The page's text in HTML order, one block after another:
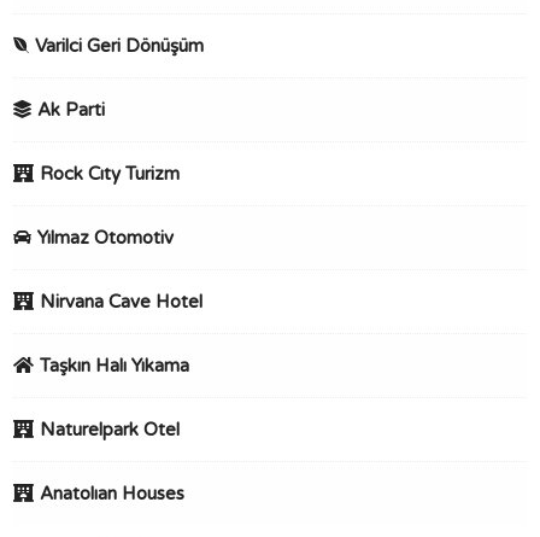
Varilci Geri Dönüşüm
Ak Parti
Rock Cıty Turizm
Yılmaz Otomotiv
Nirvana Cave Hotel
Taşkın Halı Yıkama
Naturelpark Otel
Anatolıan Houses